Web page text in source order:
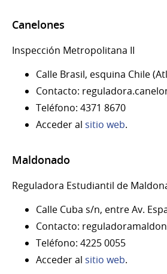
Canelones
Inspección Metropolitana II
Calle Brasil, esquina Chile
Contacto:
Teléfono: 4371 8670
Acceder al sitio web.
Maldonado
Reguladora Estudiantil de
Calle Cuba s/n, entre Av.
Contacto:
Teléfono: 4225 0055
Acceder al sitio web.